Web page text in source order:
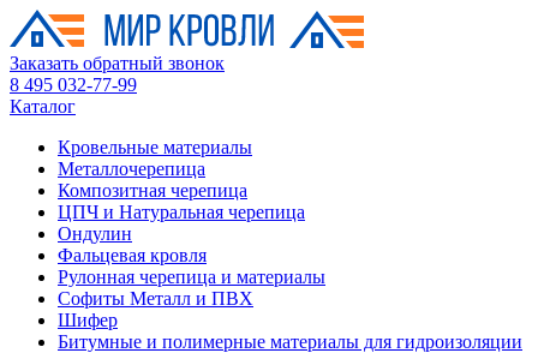
Заказать обратный звонок
8 495 032-77-99
Каталог
Кровельные материалы
Металлочерепица
Композитная черепица
ЦПЧ и Натуральная черепица
Ондулин
Фальцевая кровля
Рулонная черепица и материалы
Софиты Металл и ПВХ
Шифер
Битумные и полимерные материалы для гидроизоляции